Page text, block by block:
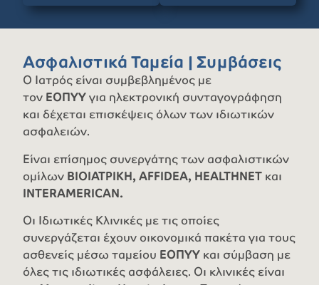
Ασφαλιστικά Ταμεία | Συμβάσεις
Ο Ιατρός είναι συμβεβλημένος με
τονΕΟΠΥΥγια ηλεκτρονική συνταγογράφηση
και δέχεται επισκέψεις όλων των ιδιωτικών
ασφαλειών.
Είναι επίσημος συνεργάτης των ασφαλιστικών
ομίλωνΒΙΟΙΑΤΡΙΚΗ, ΑFFIDEA, HEALTHNETκαι
INTERAMERICAN.
Οι Ιδιωτικές Κλινικές με τις οποίες
συνεργάζεται έχουν οικονομικά πακέτα για τους
ασθενείς μέσω ταμείου ΕΟΠΥΥκαι σύμβαση με
όλες τις ιδιωτικές ασφάλειες. Οι κλινικές είναι